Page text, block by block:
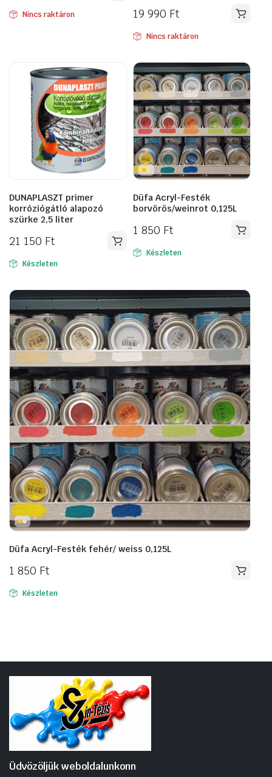
Nincs raktáron 19 990 Ft
Nincs raktáron
DUNAPLASZT primer
korróziógátló alapozó
szürke 2,5 liter
21 150 Ft
Készleten
Düfa Acryl-Festék
borvörös/weinrot 0,125L
1 850 Ft
Készleten
Düfa Acryl-Festék fehér/ weiss 0,125L
1 850 Ft
Készleten
Üdvözöljük weboldalunkonn